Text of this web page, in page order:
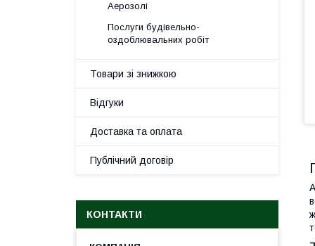
Аерозолі
Послуги будівельно-
оздоблювальних робіт
Товари зі знижкою
Відгуки
Доставка та оплата
Публічний договір
КОНТАКТИ